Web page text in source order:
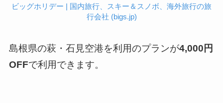
ビッグホリデー | 国内旅行、スキー＆スノボ、海外旅行の旅
行会社 (bigs.jp)
島根県の萩・石見空港を利用のプランが4,000円
OFFで利用できます。